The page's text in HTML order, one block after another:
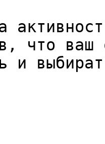
что ваш
и